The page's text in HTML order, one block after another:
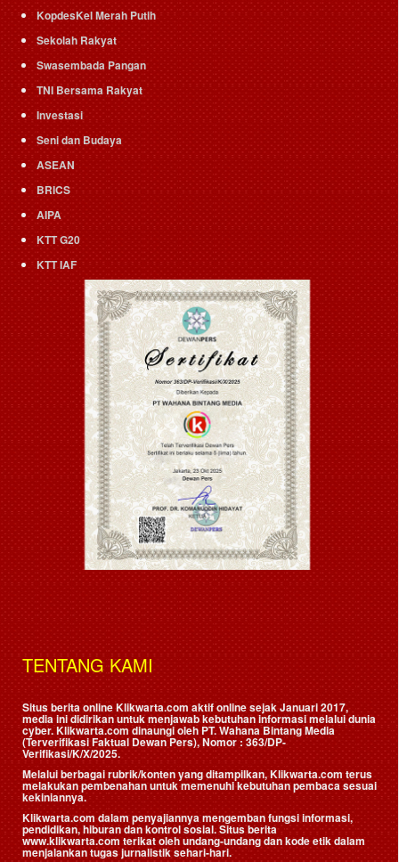
KopdesKel Merah Putih
Sekolah Rakyat
Swasembada Pangan
TNI Bersama Rakyat
Investasi
Seni dan Budaya
ASEAN
BRICS
AIPA
KTT G20
KTT IAF
TENTANG KAMI
Situs berita online Klikwarta.com aktif online sejak Januari 2017,
media ini didirikan untuk menjawab kebutuhan informasi melalui dunia
cyber. Klikwarta.com dinaungi oleh PT. Wahana Bintang Media
(Terverifikasi Faktual Dewan Pers), Nomor : 363/DP-
Verifikasi/K/X/2025.
Melalui berbagai rubrik/konten yang ditampilkan, Klikwarta.com terus
melakukan pembenahan untuk memenuhi kebutuhan pembaca sesuai
kekiniannya.
Klikwarta.com dalam penyajiannya mengemban fungsi informasi,
pendidikan, hiburan dan kontrol sosial. Situs berita
www.klikwarta.com terikat oleh undang-undang dan kode etik dalam
menjalankan tugas jurnalistik sehari-hari.